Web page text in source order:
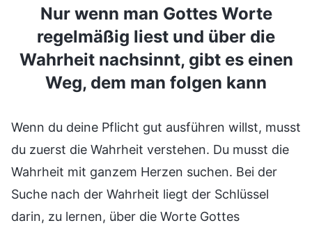
Nur wenn man Gottes Worte
regelmäßig liest und über die
Wahrheit nachsinnt, gibt es einen
Weg, dem man folgen kann
Wenn du deine Pflicht gut ausführen willst, musst
du zuerst die Wahrheit verstehen. Du musst die
Wahrheit mit ganzem Herzen suchen. Bei der
Suche nach der Wahrheit liegt der Schlüssel
darin, zu lernen, über die Worte Gottes